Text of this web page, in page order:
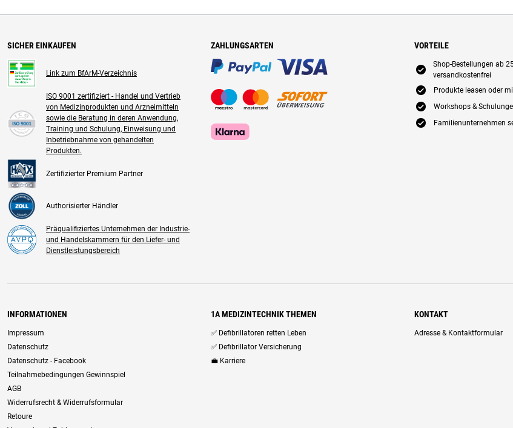
SICHER EINKAUFEN
Link zum BfArM-Verzeichnis
ISO 9001 zertifiziert - Handel und Vertrieb
von Medizinprodukten und Arzneimitteln
sowie die Beratung in deren Anwendung,
Training und Schulung, Einweisung und
Inbetriebnahme von gehandelten
Produkten.
Zertifizierter Premium Partner
Authorisierter Händler
Präqualifiziertes Unternehmen der Industrie-
und Handelskammern für den Liefer- und
Dienstleistungsbereich
ZAHLUNGSARTEN VORTEILE
E
Shop-Bestellungen ab
versandkostenfrei
E Produkte leasen oder
E Workshops &
E Familienunternehmen
INFORMATIONEN
Impressum
Datenschutz
Datenschutz - Facebook
Teilnahmebedingungen Gewinnspiel
AGB
Widerrufsrecht & Widerrufsformular
Retoure
1A MEDIZINTECHNIK THEMEN
✅ Defibrillatoren retten Leben
✅ Defibrillator Versicherung
💼 Karriere
KONTAKT
Adresse & Kontaktformular